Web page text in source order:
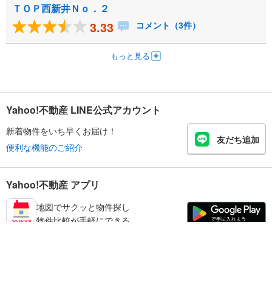
ＴＯＰ西新井Ｎｏ．２
3.33 コメント（3件）
もっと見る
Yahoo!不動産 LINE公式アカウント
新着物件をいち早くお届け！
便利な機能のご紹介
友だち追加
Yahoo!不動産 アプリ
地図でサクッと物件探し
物件比較が手軽にできる